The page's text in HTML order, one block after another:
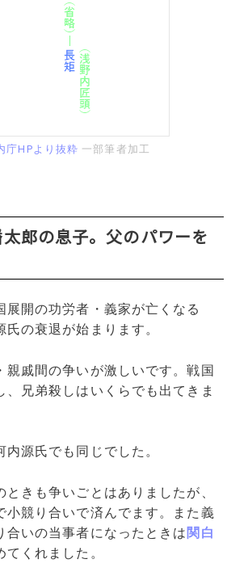
庁HPより抜粋 一部筆者加工
郎の息子。父のパワーを
展開の功労者・義家が亡くなる
氏の衰退が始まります。
親戚間の争いが激しいです。戦国
、兄弟殺しはいくらでも出てきま
源氏でも同じでした。
ときも争いごとはありましたが、
小競り合いで済んでます。また義
合いの当事者になったときは 関白
くれました。